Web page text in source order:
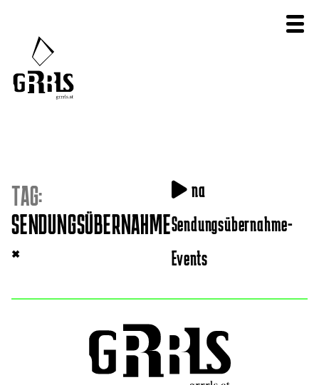
TAG:
SENDUNGSÜBERNAHME
×
na
Sendungsübernahme-
Events